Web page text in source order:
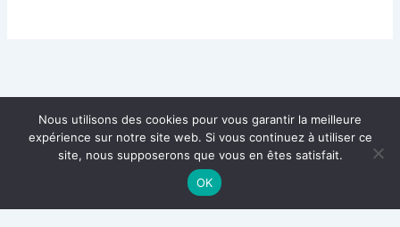
Nous utilisons des cookies pour vous garantir la meilleure
expérience sur notre site web. Si vous continuez à utiliser ce
site, nous supposerons que vous en êtes satisfait.
OK